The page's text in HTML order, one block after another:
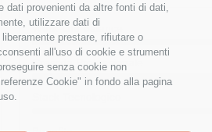
dati provenienti da altre fonti di dati,
utilizzare dati di
prestare, rifiutare o
all'uso di cookie e strumenti
senza cookie non
Cookie" in fondo alla pagina
Work-Life Balance
Crescita Professionale